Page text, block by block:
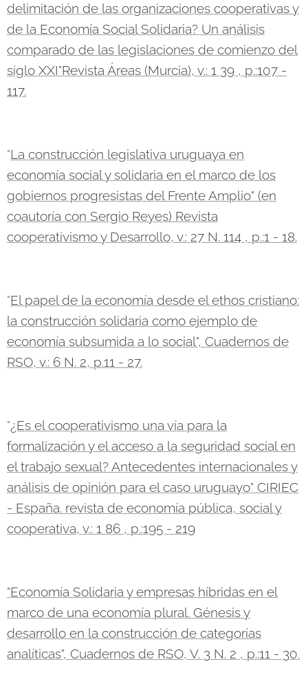
delimitación de las organizaciones cooperativas y
de la Economía Social Solidaria? Un análisis
comparado de las legislaciones de comienzo del
siglo XXI"Revista Áreas (Murcia), v.: 1 39 , p.:107 -
117.
"La construcción legislativa uruguaya en
economía social y solidaria en el marco de los
gobiernos progresistas del Frente Amplio" (en
coautoría con Sergio Reyes) Revista
cooperativismo y Desarrollo, v.: 27 N. 114 , p.:1 - 18.
"El papel de la economía desde el ethos cristiano:
la construcción solidaria como ejemplo de
economía subsumida a lo social", Cuadernos de
RSO, v.: 6 N. 2, p.11 - 27.
"¿Es el cooperativismo una vía para la
formalización y el acceso a la seguridad social en
el trabajo sexual? Antecedentes internacionales y
análisis de opinión para el caso uruguayo" CIRIEC
- España. revista de economía pública, social y
cooperativa, v.: 1 86 , p.:195 - 219
"Economía Solidaria y empresas híbridas en el
marco de una economía plural. Génesis y
desarrollo en la construcción de categorías
analíticas", Cuadernos de RSO, V. 3 N. 2 , p.:11 - 30.